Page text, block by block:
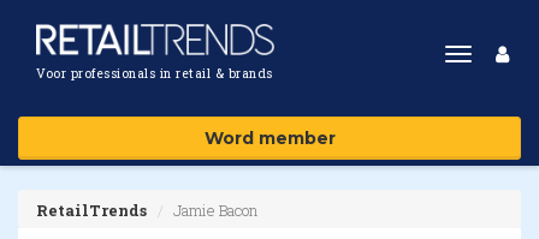
Voor professionals in retail & brands
Toggle
Word member
RetailTrends Jamie Bacon